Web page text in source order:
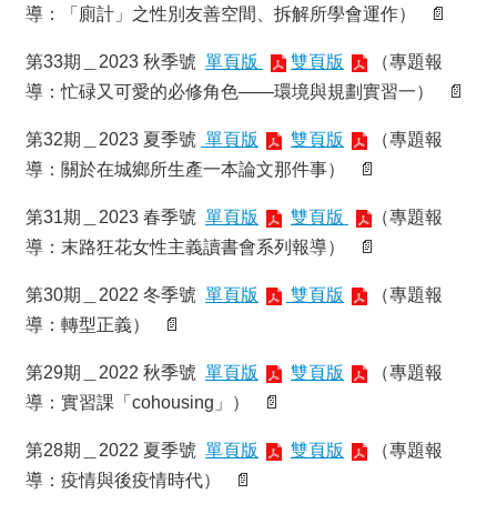
實
國
際
流
定
表
校
專
區
務
基
導：「廁計」之性別友善空間、拆解所學會運作） 📄
第33期＿2023 秋季號 單頁版 雙頁版
（專題報
導：忙碌又可愛的必修角色——環境與規劃實習一） 📄
第32期＿2023 夏季號 單頁版 雙頁版
（專題報
導：關於在城鄉所生產一本論文那件事） 📄
第31期＿2023 春季號 單頁版 雙頁版
（專題報
導：末路狂花女性主義讀書會系列報導） 📄
第30期＿2022 冬季號 單頁版 雙頁版
（專題報
導：轉型正義） 📄
第29期＿2022 秋季號 單頁版 雙頁版
（專題報
導：實習課「cohousing」） 📄
第28期＿2022 夏季號 單頁版 雙頁版
（專題報
導：疫情與後疫情時代） 📄